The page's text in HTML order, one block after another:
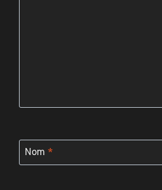
Nom *